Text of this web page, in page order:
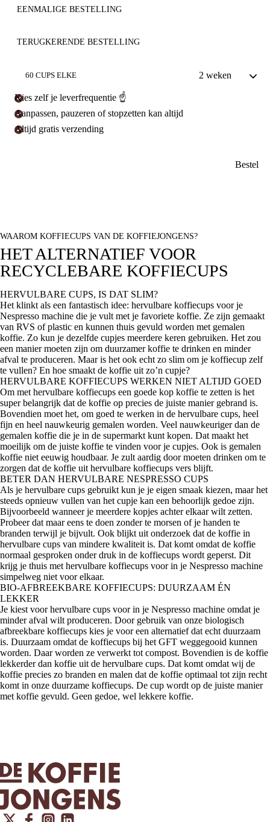
EENMALIGE BESTELLING
TERUGKERENDE BESTELLING
60 CUPS ELKE
Kies zelf je leverfrequentie ☝️
Aanpassen, pauzeren of stopzetten kan altijd
Altijd gratis verzending
Bestel
WAAROM KOFFIECUPS VAN DE KOFFIEJONGENS?
HET ALTERNATIEF VOOR
RECYCLEBARE KOFFIECUPS
HERVULBARE CUPS, IS DAT SLIM?
Het klinkt als een fantastisch idee: hervulbare koffiecups voor je
Nespresso machine die je vult met je favoriete koffie. Ze zijn gemaakt
van RVS of plastic en kunnen thuis gevuld worden met gemalen
koffie. Zo kun je dezelfde cupjes meerdere keren gebruiken. Het zou
een manier moeten zijn om duurzamer koffie te drinken en minder
afval te produceren. Maar is het ook echt zo slim om je koffiecup zelf
te vullen? En hoe smaakt de koffie uit zo’n cupje?
HERVULBARE KOFFIECUPS WERKEN NIET ALTIJD GOED
Om met hervulbare koffiecups een goede kop koffie te zetten is het
super belangrijk dat de koffie op precies de juiste manier gebrand is.
Bovendien moet het, om goed te werken in de hervulbare cups, heel
fijn en heel nauwkeurig gemalen worden. Veel nauwkeuriger dan de
gemalen koffie die je in de supermarkt kunt kopen. Dat maakt het
moeilijk om de juiste koffie te vinden voor je cupjes. Ook is gemalen
koffie niet eeuwig houdbaar. Je zult aardig door moeten drinken om te
zorgen dat de koffie uit hervulbare koffiecups vers blijft.
BETER DAN HERVULBARE NESPRESSO CUPS
Als je hervulbare cups gebruikt kun je je eigen smaak kiezen, maar het
steeds opnieuw vullen van het cupje kan een behoorlijk gedoe zijn.
Bijvoorbeeld wanneer je meerdere kopjes achter elkaar wilt zetten.
Probeer dat maar eens te doen zonder te morsen of je handen te
branden terwijl je bijvult. Ook blijkt uit onderzoek dat de koffie in
hervulbare cups van mindere kwaliteit is. Dat komt omdat de koffie
normaal gesproken onder druk in de koffiecups wordt geperst. Dit
krijg je thuis met hervulbare koffiecups voor in je Nespresso machine
simpelweg niet voor elkaar.
BIO-AFBREEKBARE KOFFIECUPS: DUURZAAM ÉN
LEKKER
Je kiest voor hervulbare cups voor in je Nespresso machine omdat je
minder afval wilt produceren. Door gebruik van onze biologisch
afbreekbare koffiecups kies je voor een alternatief dat echt duurzaam
is. Duurzaam omdat de koffiecups bij het GFT weggegooid kunnen
worden. Daar worden ze verwerkt tot compost. Bovendien is de koffie
lekkerder dan koffie uit de hervulbare cups. Dat komt omdat wij de
koffie precies zo branden en malen dat de koffie optimaal tot zijn recht
komt in onze duurzame koffiecups. De cup wordt op de juiste manier
met koffie gevuld. Geen gedoe, wel lekkere koffie.
Twitter FacebookInstagramLinkedin